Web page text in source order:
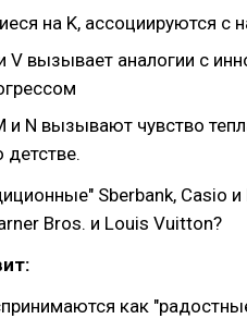
на K, ассоциируются с
V вызывает аналогии с
и N вызывают чувство
Sberbank, Casio
Bros. и Louis Vuitton?
как